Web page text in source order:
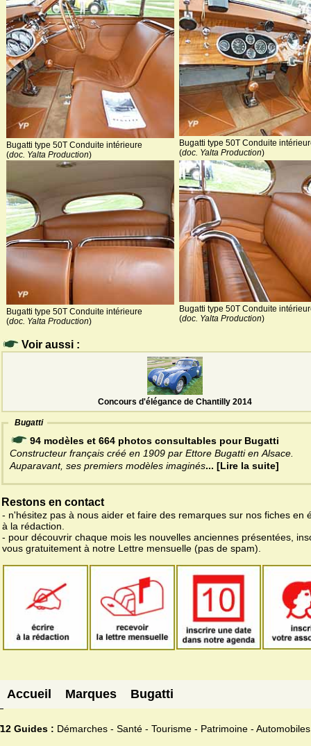
Bugatti type 50T Conduite intérieure
(doc. Yalta Production)
Bugatti type 50T Conduite
(doc. Yalta Production)
Bugatti type 50T Conduite intérieure
(doc. Yalta Production)
Bugatti type 50T Conduite
(doc. Yalta Production)
Voir aussi :
Concours d'élégance de Chantilly 2014
Bugatti
94 modèles et 664 photos consultables pour Bugatti
Constructeur français créé en 1909 par Ettore Bugatti en Alsace.
Auparavant, ses premiers modèles imaginés... [Lire la suite]
Restons en contact
- n'hésitez pas à nous aider et faire des remarques sur nos fiches en
à la rédaction.
- pour découvrir chaque mois les nouvelles anciennes présentées,
vous gratuitement à notre Lettre mensuelle (pas de spam).
Accueil Marques Bugatti
12 Guides : Démarches - Santé - Tourisme - Patrimoine - Automobiles